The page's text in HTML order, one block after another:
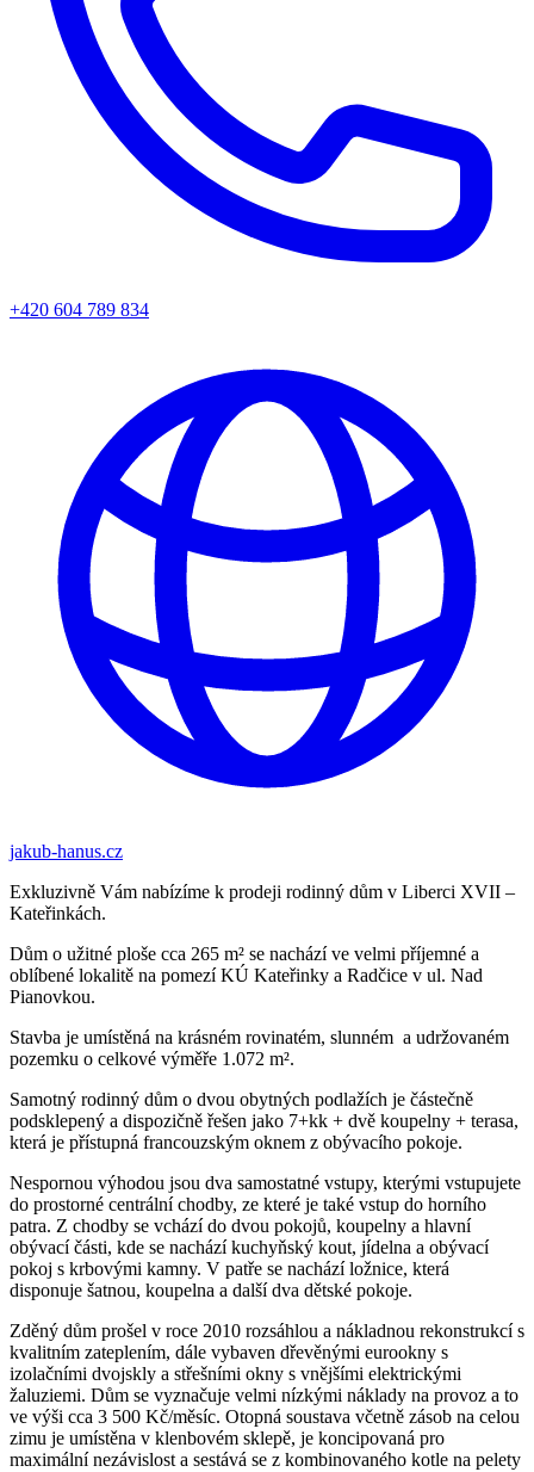
+420 604 789 834
jakub-hanus.cz
Exkluzivně Vám nabízíme k prodeji rodinný dům v Liberci XVII –
Kateřinkách.
Dům o užitné ploše cca 265 m² se nachází ve velmi příjemné a
oblíbené lokalitě na pomezí KÚ Kateřinky a Radčice v ul. Nad
Pianovkou.
Stavba je umístěná na krásném rovinatém, slunném a udržovaném
pozemku o celkové výměře 1.072 m².
Samotný rodinný dům o dvou obytných podlažích je částečně
podsklepený a dispozičně řešen jako 7+kk + dvě koupelny + terasa,
která je přístupná francouzským oknem z obývacího pokoje.
Nespornou výhodou jsou dva samostatné vstupy, kterými vstupujete
do prostorné centrální chodby, ze které je také vstup do horního
patra. Z chodby se vchází do dvou pokojů, koupelny a hlavní
obývací části, kde se nachází kuchyňský kout, jídelna a obývací
pokoj s krbovými kamny. V patře se nachází ložnice, která
disponuje šatnou, koupelna a další dva dětské pokoje.
Zděný dům prošel v roce 2010 rozsáhlou a nákladnou rekonstrukcí s
kvalitním zateplením, dále vybaven dřevěnými eurookny s
izolačními dvojskly a střešními okny s vnějšími elektrickými
žaluziemi. Dům se vyznačuje velmi nízkými náklady na provoz a to
ve výši cca 3 500 Kč/měsíc. Otopná soustava včetně zásob na celou
zimu je umístěna v klenbovém sklepě, je koncipovaná pro
maximální nezávislost a sestává se z kombinovaného kotle na pelety